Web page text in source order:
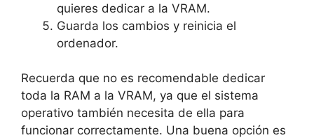
quieres dedicar a la VRAM.
Guarda los cambios y reinicia el
ordenador.
Recuerda que no es recomendable dedicar
toda la RAM a la VRAM, ya que el sistema
operativo también necesita de ella para
funcionar correctamente. Una buena opción es